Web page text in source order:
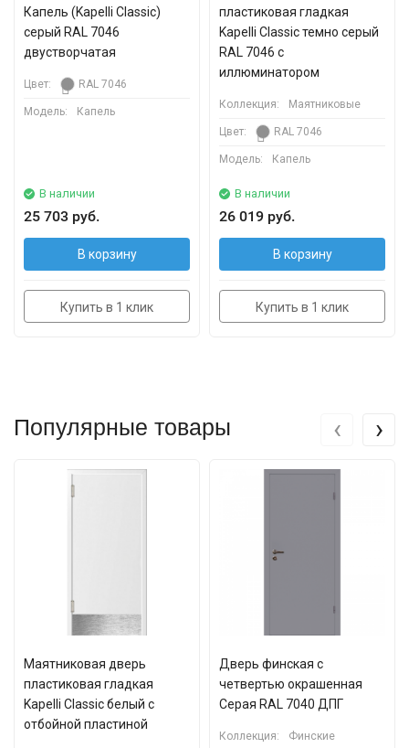
Капель (Kapelli Classic)
серый RAL 7046
двустворчатая
Цвет: RAL 7046
Модель: Капель
В наличии
25 703 руб.
В корзину
Купить в 1 клик
пластиковая гладкая
Kapelli Classic темно серый
RAL 7046 с
иллюминатором
Коллекция: Маятниковые
Цвет: RAL 7046
Модель: Капель
В наличии
26 019 руб.
В корзину
Купить в 1 клик
Популярные товары
Маятниковая дверь
пластиковая гладкая
Kapelli Classic белый с
отбойной пластиной
Дверь финская с
четвертью окрашенная
Серая RAL 7040 ДПГ
Коллекция: Финские
‹ ›